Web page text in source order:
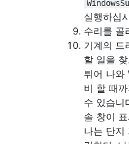
실행하십
수리를 골
기계의 드
할 일을
튀어 나
비 할 때
수 있습니
솔 창이
나는 단지